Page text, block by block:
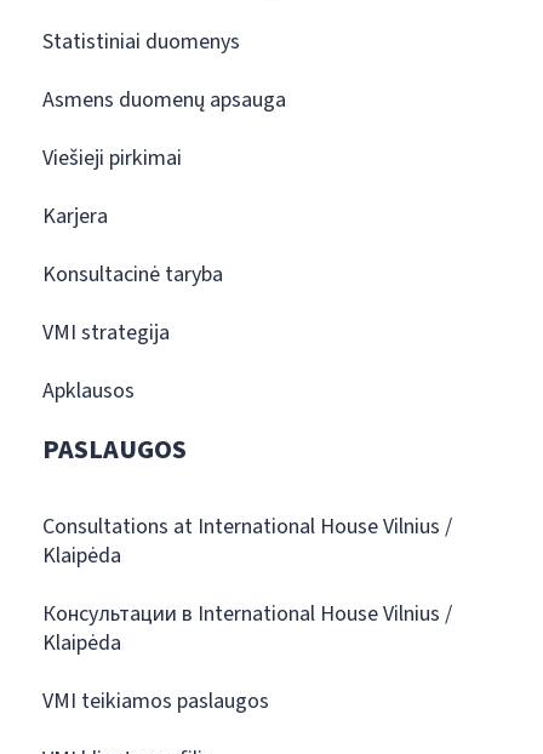
Statistiniai duomenys
Asmens duomenų apsauga
Viešieji pirkimai
Karjera
Konsultacinė taryba
VMI strategija
Apklausos
PASLAUGOS
Consultations at International House Vilnius /
Klaipėda
Консультации в International House Vilnius /
Klaipėda
VMI teikiamos paslaugos